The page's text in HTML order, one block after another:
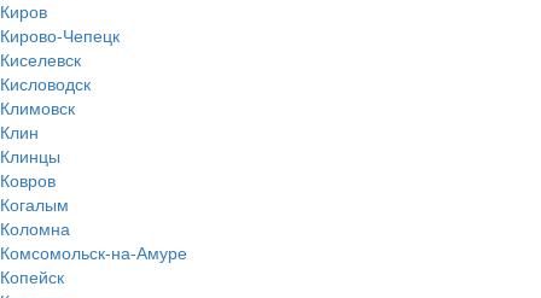
Киров
Кирово-Чепецк
Киселевск
Кисловодск
Климовск
Клин
Клинцы
Ковров
Когалым
Коломна
Комсомольск-на-Амуре
Копейск